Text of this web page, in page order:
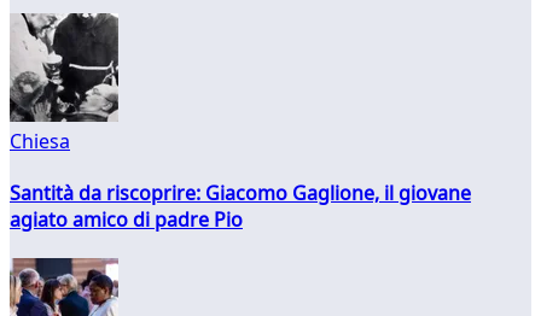
Chiesa
Santità da riscoprire: Giacomo Gaglione, il giovane
agiato amico di padre Pio